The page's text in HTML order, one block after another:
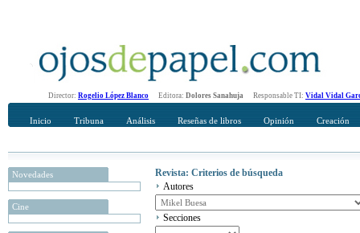
Director: Rogelio López Blanco Editora: Dolores Sanahuja Responsable TI: Vidal Vidal
Inicio Tribuna Análisis Reseñas de libros Opinión Creación
Novedades
Cine
Revista: Criterios de búsqueda
Autores
Secciones